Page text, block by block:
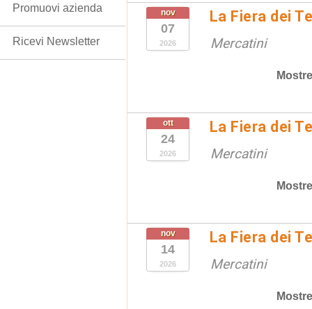
nov
07
2026
La Fiera dei
Mercatini
ott
24
2026
La Fiera dei
Mercatini
nov
14
2026
La Fiera dei
Mercatini
Promuovi azienda
Ricevi Newsletter